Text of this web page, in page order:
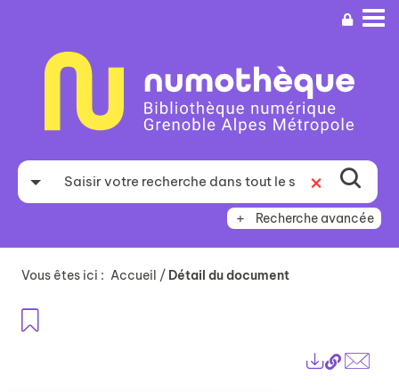
recherche
Recherche avancée
Vous êtes ici : Accueil / Détail du document
Lien